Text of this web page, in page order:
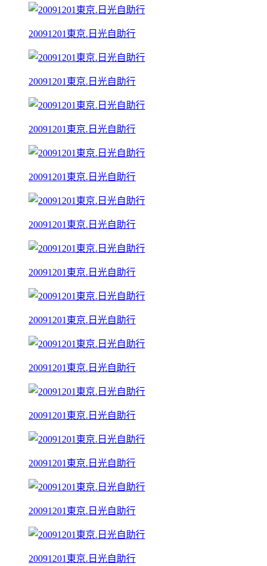
20091201東京.日光自助行
20091201東京.日光自助行
20091201東京.日光自助行
20091201東京.日光自助行
20091201東京.日光自助行
20091201東京.日光自助行
20091201東京.日光自助行
20091201東京.日光自助行
20091201東京.日光自助行
20091201東京.日光自助行
20091201東京.日光自助行
20091201東京.日光自助行